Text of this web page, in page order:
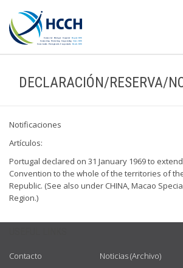
DECLARACIÓN/RESERVA/
Notificaciones
Artículos:
Portugal declared on 31 January 1969 to
Convention to the whole of the territories of
Republic. (See also under CHINA, Macao
Region.)
Contacto
Noticias (Archivo)